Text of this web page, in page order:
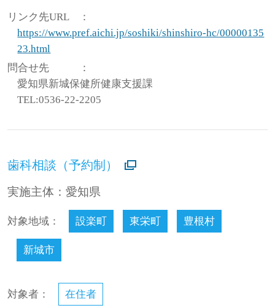
リンク先URL
：
https://www.pref.aichi.jp/soshiki/shinshiro-hc/00000135
23.html
問合せ先
：
愛知県新城保健所健康支援課
TEL:0536-22-2205
歯科相談（予約制）
実施主体：愛知県
対象地域： 設楽町 東栄町 豊根村
新城市
対象者： 在住者